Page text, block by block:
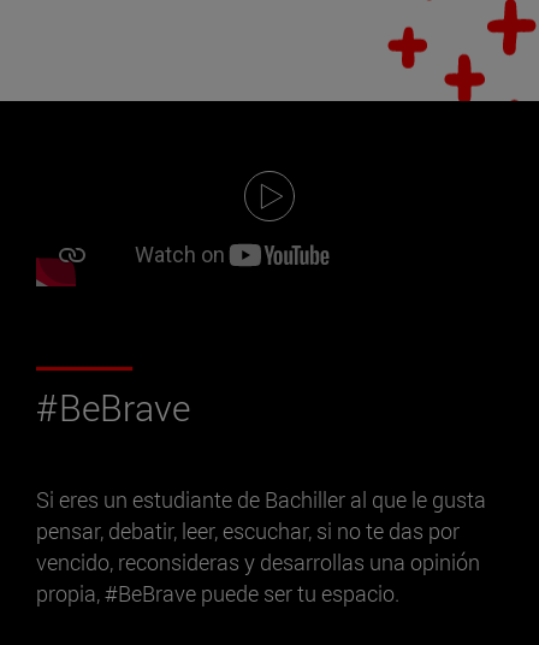
#BeBrave
Si eres un estudiante de Bachiller al que le gusta
pensar, debatir, leer, escuchar, si no te das por
vencido, reconsideras y desarrollas una opinión
propia, #BeBrave puede ser tu espacio.